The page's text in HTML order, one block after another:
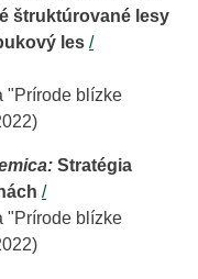
štruktúrované lesy
les /
"Prírode blízke
Stratégia
/
"Prírode blízke